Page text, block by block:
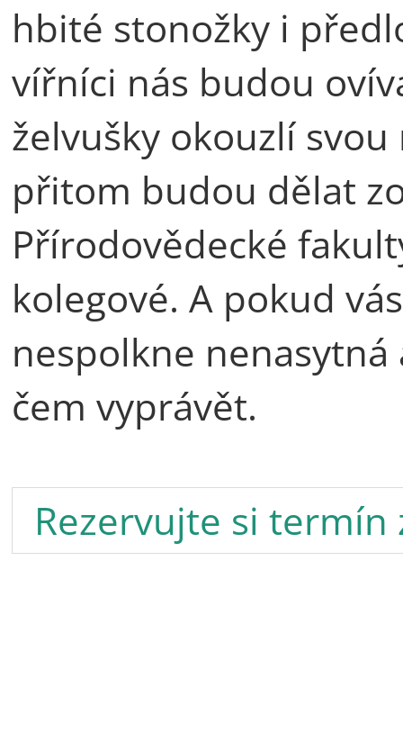
hbité stonožky i
vířníci nás budou
želvušky okouzlí
přitom budou dělat
Přírodovědecké
kolegové. A pokud
nespolkne
čem vyprávět.
Rezervujte si termín